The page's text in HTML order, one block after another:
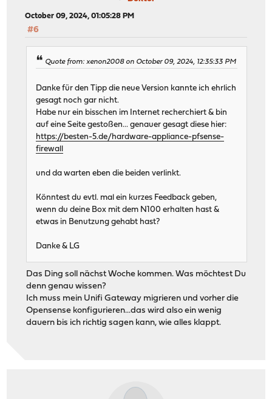
October 09, 2024, 01:05:28 PM
#6
Quote from: xenon2008 on October 09, 2024, 12:35:33 PM
Danke für den Tipp die neue Version kannte ich ehrlich
gesagt noch gar nicht.
Habe nur ein bisschen im Internet recherchiert & bin
auf eine Seite gestoßen... genauer gesagt diese hier:
https://besten-5.de/hardware-appliance-pfsense-
firewall
und da warten eben die beiden verlinkt.
Könntest du evtl. mal ein kurzes Feedback geben,
wenn du deine Box mit dem N100 erhalten hast &
etwas in Benutzung gehabt hast?
Danke & LG
Das Ding soll nächst Woche kommen. Was möchtest Du
denn genau wissen?
Ich muss mein Unifi Gateway migrieren und vorher die
Opensense konfigurieren...das wird also ein wenig
dauern bis ich richtig sagen kann, wie alles klappt.